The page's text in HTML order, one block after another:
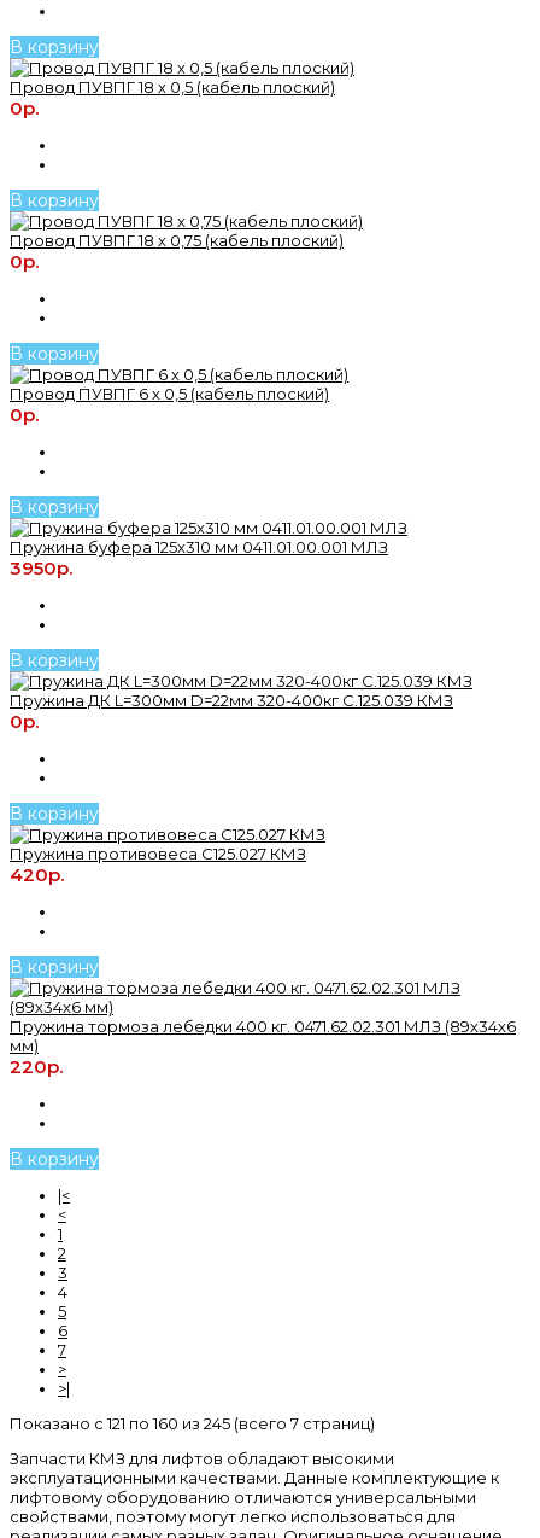
В корзину
Провод ПУВПГ 18 х 0,5 (кабель плоский)
0р.
В корзину
Провод ПУВПГ 18 х 0,75 (кабель плоский)
0р.
В корзину
Провод ПУВПГ 6 х 0,5 (кабель плоский)
0р.
В корзину
Пружина буфера 125х310 мм 0411.01.00.001 МЛЗ
3950р.
В корзину
Пружина ДК L=300мм D=22мм 320-400кг С.125.039 КМЗ
0р.
В корзину
Пружина противовеса С125.027 КМЗ
420р.
В корзину
Пружина тормоза лебедки 400 кг. 0471.62.02.301 МЛЗ (89х34х6
мм)
220р.
В корзину
|<
<
1
2
3
4
5
6
7
>
>|
Показано с 121 по 160 из 245 (всего 7 страниц)
Запчасти КМЗ для лифтов обладают высокими
эксплуатационными качествами. Данные комплектующие к
лифтовому оборудованию отличаются универсальными
свойствами, поэтому могут легко использоваться для